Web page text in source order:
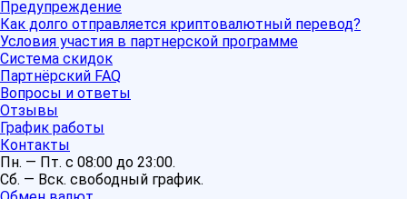
Предупреждение
Как долго отправляется криптовалютный перевод?
Условия участия в партнерской программе
Система скидок
Партнёрский FAQ
Вопросы и ответы
Отзывы
График работы
Контакты
Пн. — Пт. с 08:00 до 23:00.
Сб. — Вск. свободный график.